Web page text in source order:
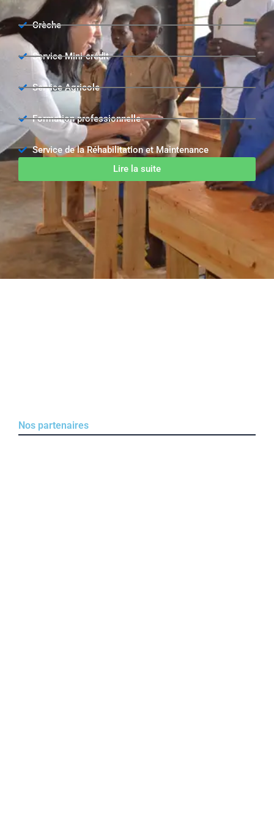
Crèche
Service Mini-crédit
Service Agricole
Formation professionnelle
Service de la Réhabilitation et Maintenance
Lire la suite
Nos partenaires